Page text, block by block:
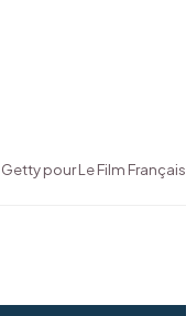
pour Le Film Français